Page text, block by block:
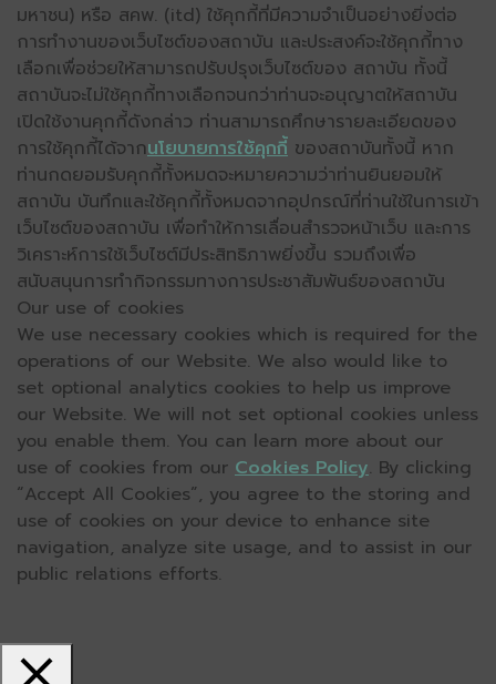
มหาชน) หรือ สคพ. (itd) ใช้คุกกี้ที่มีความจำเป็นอย่างยิ่งต่อ
การทำงานของเว็บไซต์ของสถาบัน และประสงค์จะใช้คุกกี้ทาง
เลือกเพื่อช่วยให้สามารถปรับปรุงเว็บไซต์ของ สถาบัน ทั้งนี้
สถาบันจะไม่ใช้คุกกี้ทางเลือกจนกว่าท่านจะอนุญาตให้สถาบัน
เปิดใช้งานคุกกี้ดังกล่าว ท่านสามารถศึกษารายละเอียดของ
การใช้คุกกี้ได้จากนโยบายการใช้คุกกี้ ของสถาบันทั้งนี้ หาก
ท่านกดยอมรับคุกกี้ทั้งหมดจะหมายความว่าท่านยินยอมให้
สถาบัน บันทึกและใช้คุกกี้ทั้งหมดจากอุปกรณ์ที่ท่านใช้ในการเข้า
เว็บไซต์ของสถาบัน เพื่อทำให้การเลื่อนสำรวจหน้าเว็บ และการ
วิเคราะห์การใช้เว็บไซต์มีประสิทธิภาพยิ่งขึ้น รวมถึงเพื่อ
สนับสนุนการทำกิจกรรมทางการประชาสัมพันธ์ของสถาบัน
Our use of cookies
We use necessary cookies which is required for the
operations of our Website. We also would like to
set optional analytics cookies to help us improve
our Website. We will not set optional cookies unless
you enable them. You can learn more about our
use of cookies from our Cookies Policy. By clicking
“Accept All Cookies”, you agree to the storing and
use of cookies on your device to enhance site
navigation, analyze site usage, and to assist in our
public relations efforts.